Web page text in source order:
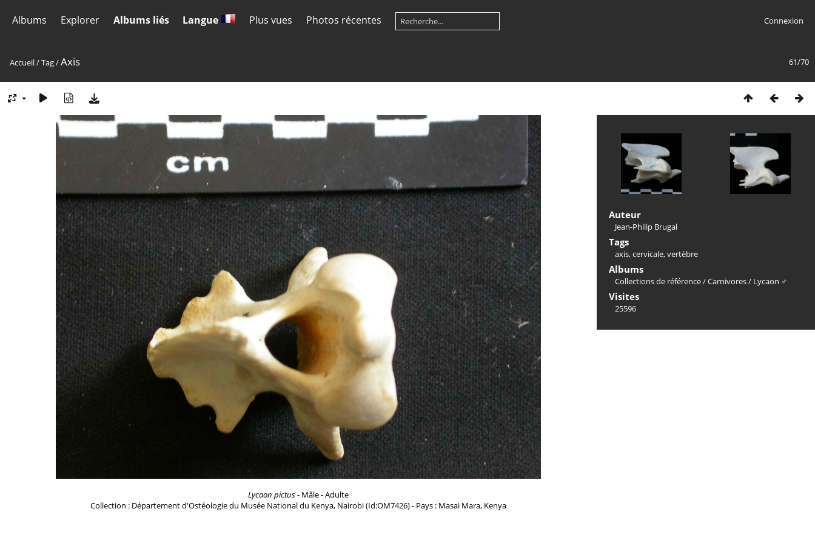
Albums Explorer Albums liés Langue Plus vues Photos récentes Connexion
61/70
Accueil/Tag/Axis
Lycaon pictus- Mâle - Adulte
Collection : Département d'Ostéologie du Musée National du Kenya, Nairobi (Id:OM7426) - Pays : Masai Mara, Kenya
Auteur
Jean-Philip Brugal
Tags
axis,cervicale,vertèbre
Albums
Collections de référence/Carnivores/ Lycaon ♂
Visites
25596